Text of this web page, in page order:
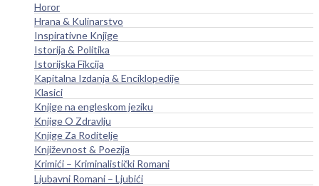
Horor
Hrana & Kulinarstvo
Inspirativne Knjige
Istorija & Politika
Istorijska Fikcija
Kapitalna Izdanja & Enciklopedije
Klasici
Knjige na engleskom jeziku
Knjige O Zdravlju
Knjige Za Roditelje
Književnost & Poezija
Krimići – Kriminalistički Romani
Ljubavni Romani – Ljubići